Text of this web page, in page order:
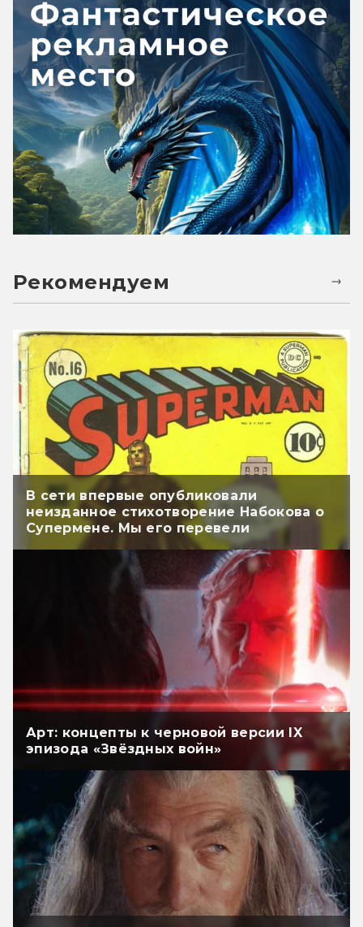
Рекомендуем
В сети впервые опубликовали
неизданное стихотворение Набокова о
Супермене. Мы его перевели
Арт: концепты к черновой версии IX
эпизода «Звёздных войн»